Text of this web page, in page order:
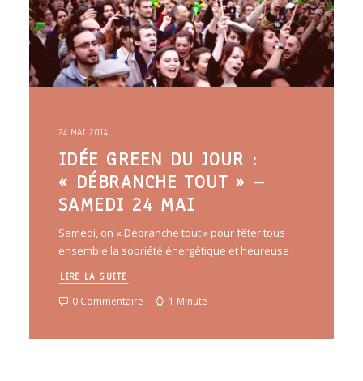
24 MAI 2014
IDÉE GREEN DU JOUR :
« DÉBRANCHE TOUT » –
SAMEDI 24 MAI
Samedi, on « Débranche tout » pour fêter tous
ensemble la sobriété énergétique et heureuse !
LIRE LA SUITE
0 Commentaire 1 Minute